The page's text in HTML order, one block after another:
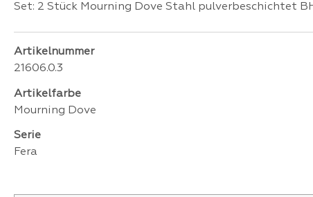
Set: 2 Stück Mourning Dove Stahl pulverbeschichtet
Artikelnummer
21606.0.3
Artikelfarbe
Mourning Dove
Serie
Fera